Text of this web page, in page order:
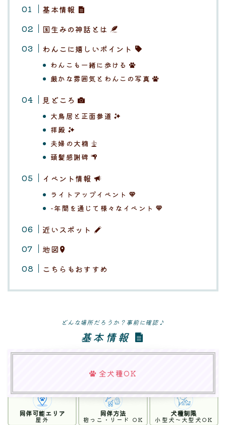
基本情報
国生みの神話とは
わんこに嬉しいポイント
わんこも一緒に歩ける
厳かな雰囲気とわんこの写真
見どころ
大鳥居と正面参道
拝殿
夫婦の大楠
頭髪感謝碑
イベント情報
ライトアップイベント
-年間を通じて様々なイベント
近いスポット
地図
こちらもおすすめ
どんな場所だろうか？事前に確認♪
基本情報
全犬種OK
同伴可能エリア
屋外
同伴方法
抱っこ・リード OK
犬種制限
小型犬〜大型犬OK